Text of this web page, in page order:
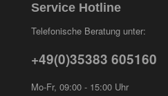
Service Hotline
Telefonische Beratung unter:
+49(0)35383 605160
Mo-Fr, 09:00 - 15:00 Uhr